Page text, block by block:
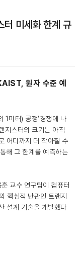
터 미세화 한계 규
원자 수준 예
1미터) 공정’경쟁에 나
지스터의 크기는 아직
어디까지 더 작아질 수
해 그 한계를 예측하는
교수 연구팀이 컴퓨터
핵심적 난관인 트랜지
설계 기술을 개발했다